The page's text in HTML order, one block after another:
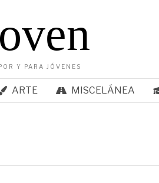
Y PARA JÓVENES
ARTE MISCELÁNEA